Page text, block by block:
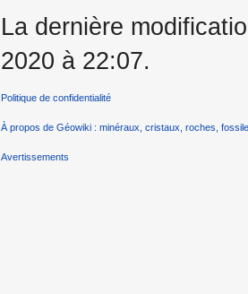
La dernière
2020 à 22:07.
Politique de confidentialité
À propos de Géowiki : minéraux, cristaux, roches,
Avertissements